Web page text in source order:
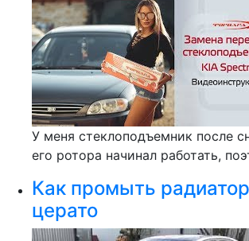
У меня стеклоподъемник после
его ротора начинал работать,
Как промыть
церато